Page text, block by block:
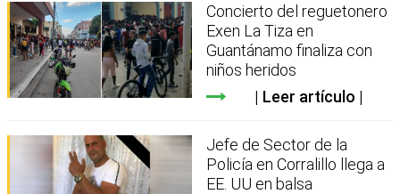
Concierto del reguetonero
Exen La Tiza en
Guantánamo finaliza con
niños heridos
Leer artículo
Jefe de Sector de la
Policía en Corralillo llega a
EE. UU en balsa